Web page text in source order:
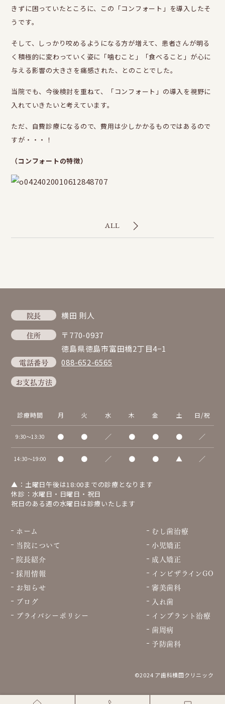
きずに困っていたところに、この「コンフォート」を導入したそ
うです。
そして、しっかり咬めるようになる方が増えて、患者さんが明る
く積極的に変わっていく姿に「噛むこと」「食べること」が心に
与える影響の大きさを痛感された、とのことでした。
当院でも、今後検討を重ねて、「コンフォート」の導入を視野に
入れていきたいと考えています。
ただ、自費診療になるので、費用は少しかかるものではあるので
すが・・・！
（コンフォートの特徴）
ALL
院長 横田 則人
住所
〒770-0937
徳島県徳島市富田橋2丁目4−1
電話番号 088-652-6565
お支払方法
診療時間 月 火 水 木 金 土 日/祝
9:30～13:30 ● ● ／ ● ● ● ／
14:30～19:00 ● ● ／ ● ● ▲ ／
▲：土曜日午後は18:00までの診療となります
休診：水曜日・日曜日・祝日
祝日のある週の水曜日は診療いたします
ホーム
当院について
院長紹介
採用情報
お知らせ
ブログ
プライバシーポリシー
むし歯治療
小児矯正
成人矯正
インビザラインGO
審美歯科
入れ歯
インプラント治療
歯周病
予防歯科
©2024 ア歯科横田クリニック